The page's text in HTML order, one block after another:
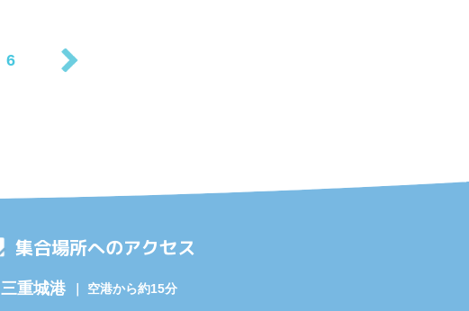
6
集合場所へのアクセス
三重城港 ｜ 空港から約15分